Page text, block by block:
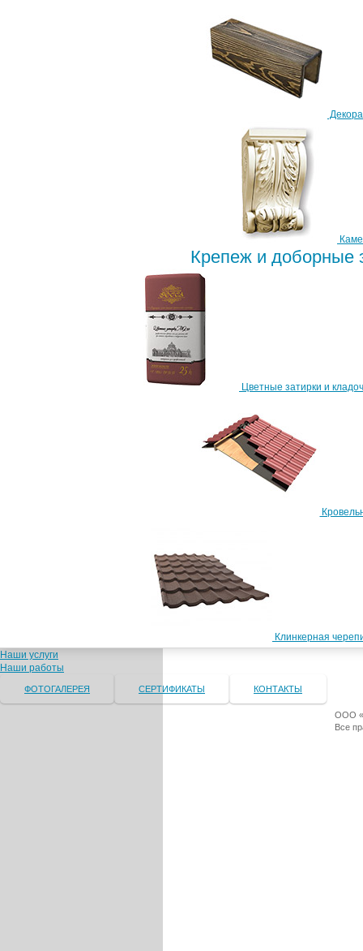
Крепеж и доборные
Цветные затирки и
Клинкерная
Наши услуги
Наши работы
ФОТОГАЛЕРЕЯ СЕРТИФИКАТЫ КОНТАКТЫ
ООО
Все